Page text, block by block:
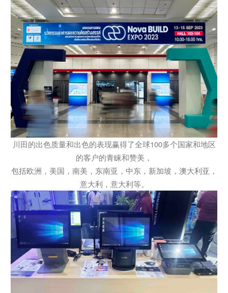
川田的出色质量和出色的表现赢得了全球100多个国家和地区
的客户的青睐和赞美，
包括欧洲，美国，南美，东南亚，中东，新加坡，澳大利亚，
意大利，意大利等。